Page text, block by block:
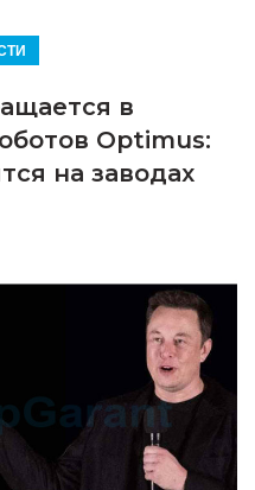
в
Optimus:
на заводах